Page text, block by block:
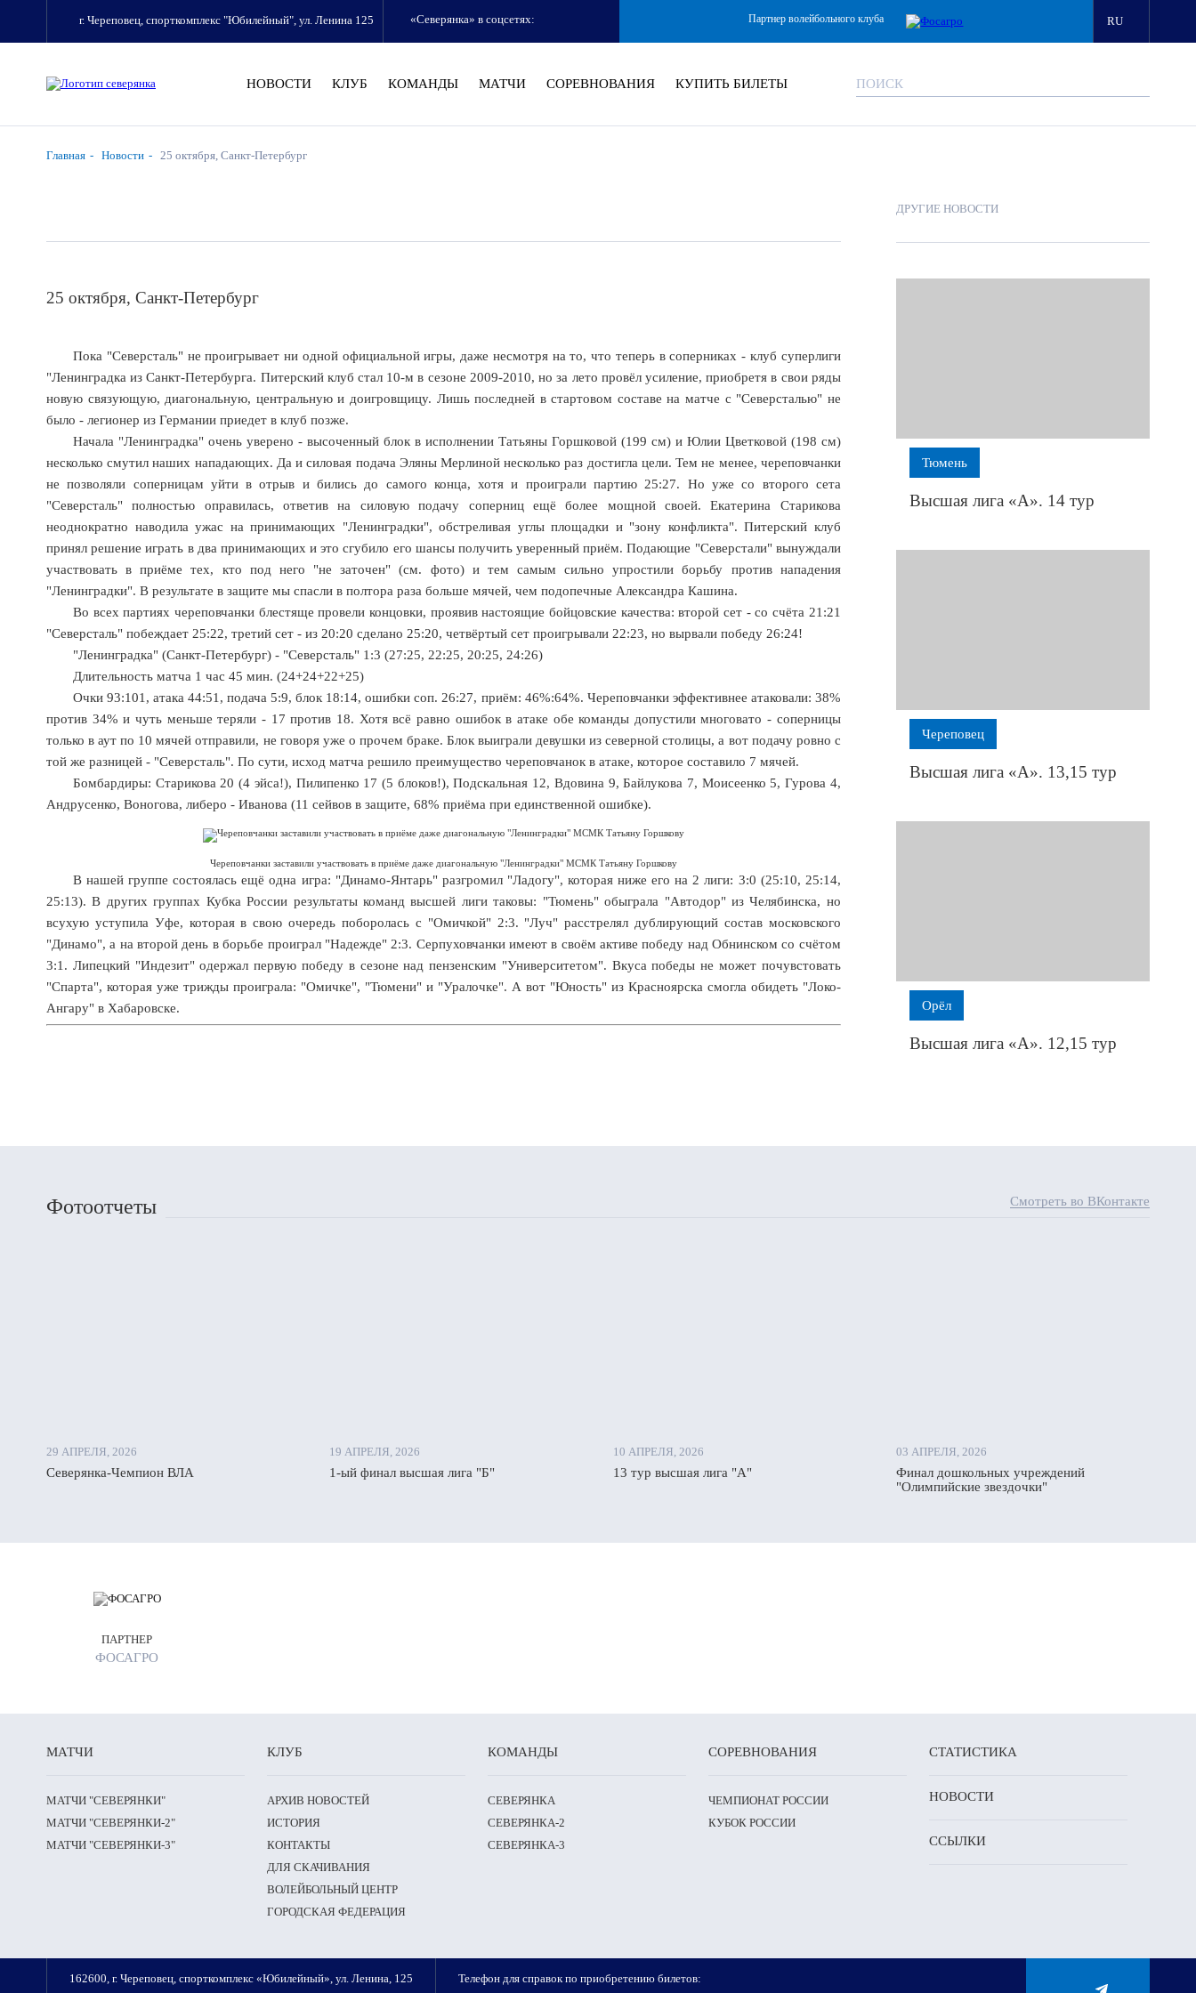
г. Череповец, спорткомплекс "Юбилейный", ул. Ленина 125 «Северянка» в соцсетях: Партнер волейбольного клуба RU
НОВОСТИ КЛУБ КОМАНДЫ МАТЧИ СОРЕВНОВАНИЯ КУПИТЬ БИЛЕТЫ
Главная Новости 25 октября, Санкт-Петербург
25 октября, Санкт-Петербург
Пока "Северсталь" не проигрывает ни одной официальной игры, даже несмотря на то, что теперь в соперниках - клуб суперлиги
"Ленинградка из Санкт-Петербурга. Питерский клуб стал 10-м в сезоне 2009-2010, но за лето провёл усиление, приобретя в свои ряды
новую связующую, диагональную, центральную и доигровщицу. Лишь последней в стартовом составе на матче с "Северсталью" не
было - легионер из Германии приедет в клуб позже.
Начала "Ленинградка" очень уверено - высоченный блок в исполнении Татьяны Горшковой (199 см) и Юлии Цветковой (198 см)
несколько смутил наших нападающих. Да и силовая подача Эляны Мерлиной несколько раз достигла цели. Тем не менее, череповчанки
не позволяли соперницам уйти в отрыв и бились до самого конца, хотя и проиграли партию 25:27. Но уже со второго сета
"Северсталь" полностью оправилась, ответив на силовую подачу соперниц ещё более мощной своей. Екатерина Старикова
неоднократно наводила ужас на принимающих "Ленинградки", обстреливая углы площадки и "зону конфликта". Питерский клуб
принял решение играть в два принимающих и это сгубило его шансы получить уверенный приём. Подающие "Северстали" вынуждали
участвовать в приёме тех, кто под него "не заточен" (см. фото) и тем самым сильно упростили борьбу против нападения
"Ленинградки". В результате в защите мы спасли в полтора раза больше мячей, чем подопечные Александра Кашина.
Во всех партиях череповчанки блестяще провели концовки, проявив настоящие бойцовские качества: второй сет - со счёта 21:21
"Северсталь" побеждает 25:22, третий сет - из 20:20 сделано 25:20, четвёртый сет проигрывали 22:23, но вырвали победу 26:24!
"Ленинградка" (Санкт-Петербург) - "Северсталь" 1:3 (27:25, 22:25, 20:25, 24:26)
Длительность матча 1 час 45 мин. (24+24+22+25)
Очки 93:101, атака 44:51, подача 5:9, блок 18:14, ошибки соп. 26:27, приём: 46%:64%. Череповчанки эффективнее атаковали: 38%
против 34% и чуть меньше теряли - 17 против 18. Хотя всё равно ошибок в атаке обе команды допустили многовато - соперницы
только в аут по 10 мячей отправили, не говоря уже о прочем браке. Блок выиграли девушки из северной столицы, а вот подачу ровно с
той же разницей - "Северсталь". По сути, исход матча решило преимущество череповчанок в атаке, которое составило 7 мячей.
Бомбардиры: Старикова 20 (4 эйса!), Пилипенко 17 (5 блоков!), Подскальная 12, Вдовина 9, Байлукова 7, Моисеенко 5, Гурова 4,
Андрусенко, Воногова, либеро - Иванова (11 сейвов в защите, 68% приёма при единственной ошибке).
Череповчанки заставили участвовать в приёме даже диагональную "Ленинградки" МСМК Татьяну Горшкову
В нашей группе состоялась ещё одна игра: "Динамо-Янтарь" разгромил "Ладогу", которая ниже его на 2 лиги: 3:0 (25:10, 25:14,
25:13). В других группах Кубка России результаты команд высшей лиги таковы: "Тюмень" обыграла "Автодор" из Челябинска, но
всухую уступила Уфе, которая в свою очередь поборолась с "Омичкой" 2:3. "Луч" расстрелял дублирующий состав московского
"Динамо", а на второй день в борьбе проиграл "Надежде" 2:3. Серпуховчанки имеют в своём активе победу над Обнинском со счётом
3:1. Липецкий "Индезит" одержал первую победу в сезоне над пензенским "Университетом". Вкуса победы не может почувстовать
"Спарта", которая уже трижды проиграла: "Омичке", "Тюмени" и "Уралочке". А вот "Юность" из Красноярска смогла обидеть "Локо-
Ангару" в Хабаровске.
ДРУГИЕ НОВОСТИ
Тюмень
Высшая лига «А». 14 тур
Череповец
Высшая лига «А». 13,15 тур
Орёл
Высшая лига «А». 12,15 тур
Фотоотчеты Смотреть во ВКонтакте
29 АПРЕЛЯ, 2026
Северянка-Чемпион ВЛА
19 АПРЕЛЯ, 2026
1-ый финал высшая лига "Б"
10 АПРЕЛЯ, 2026
13 тур высшая лига "А"
03 АПРЕЛЯ, 2026
Финал дошкольных учреждений
"Олимпийские звездочки"
ПАРТНЕР
ФОСАГРО
МАТЧИ
МАТЧИ "СЕВЕРЯНКИ"
МАТЧИ "СЕВЕРЯНКИ-2"
МАТЧИ "СЕВЕРЯНКИ-3"
КЛУБ
АРХИВ НОВОСТЕЙ
ИСТОРИЯ
КОНТАКТЫ
ДЛЯ СКАЧИВАНИЯ
ВОЛЕЙБОЛЬНЫЙ ЦЕНТР
ГОРОДСКАЯ ФЕДЕРАЦИЯ
КОМАНДЫ
СЕВЕРЯНКА
СЕВЕРЯНКА-2
СЕВЕРЯНКА-3
СОРЕВНОВАНИЯ
ЧЕМПИОНАТ РОССИИ
КУБОК РОССИИ
СТАТИСТИКА
НОВОСТИ
ССЫЛКИ
162600, г. Череповец, спорткомплекс «Юбилейный», ул. Ленина, 125 Телефон для справок по приобретению билетов: